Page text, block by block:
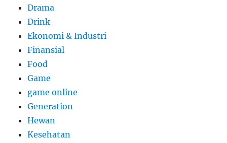
Drama
Drink
Ekonomi & Industri
Finansial
Food
Game
game online
Generation
Hewan
Kesehatan